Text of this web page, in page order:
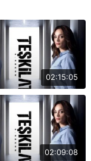
02:15:05
02:09:08